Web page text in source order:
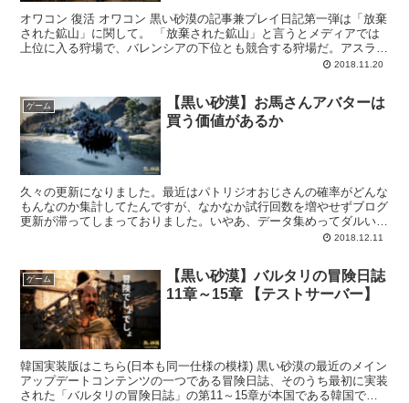
オワコン 復活 オワコン 黒い砂漠の記事兼プレイ日記第一弾は「放棄
された鉱山」に関して。 「放棄された鉱山」と言うとメディアでは
上位に入る狩場で、バレンシアの下位とも競合する狩場だ。アスラシ
2018.11.20
ゲーム
【黒い砂漠】お馬さんアバターは
買う価値があるか
久々の更新になりました。最近はパトリジオおじさんの確率がどんな
もんなのか集計してたんですが、なかなか試行回数を増やせずブログ
更新が滞ってしまっておりました。いやあ、データ集めってダルいで
すね。まともなギルドに入っていれば楽なんでしょうけど...2018.12.11
ゲーム
【黒い砂漠】バルタリの冒険日誌
11章～15章 【テストサーバー】
韓国実装版はこちら(日本も同一仕様の模様) 黒い砂漠の最近のメイン
アップデートコンテンツの一つである冒険日誌、そのうち最初に実装
された「バルタリの冒険日誌」の第11～15章が本国である韓国で先